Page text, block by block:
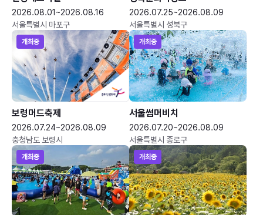
2026.08.01~2026.08.16
서울특별시 마포구
2026.07.25~2026.08.09
서울특별시 성북구
개최중
보령머드축제
2026.07.24~2026.08.09
충청남도 보령시
개최중
서울썸머비치
2026.07.20~2026.08.09
서울특별시 종로구
개최중 개최중